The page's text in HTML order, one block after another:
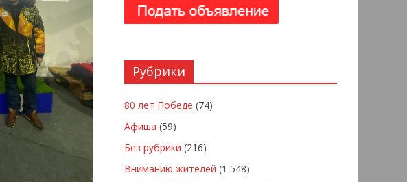
Рубрики
80 лет Победе (74)
Афиша (59)
Без рубрики (216)
Вниманию жителей (1 548)